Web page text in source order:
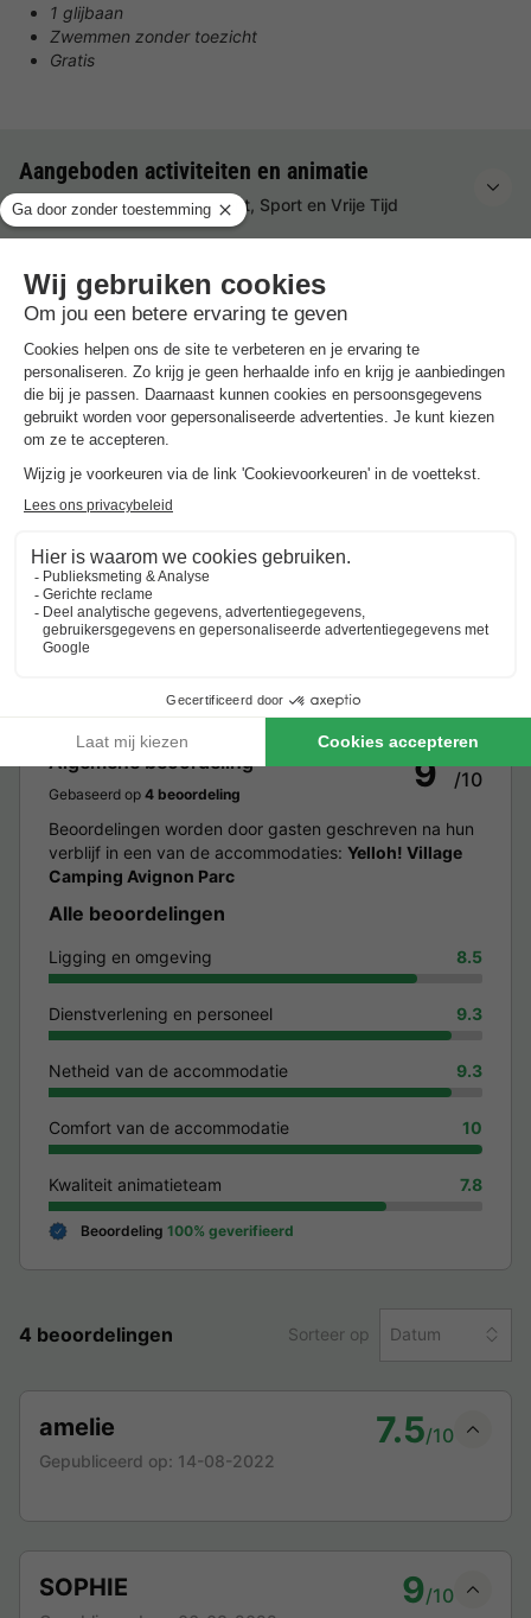
1 glijbaan
Zwemmen zonder toezicht
Gratis
Aangeboden activiteiten en animatie
Zwemfaciliteiten, Amusement, Sport en Vrije Tijd
Voorzieningen ter plaatse en in de buurt
Sport & Wellnes, Winkels & Restaurants, Verhuur &
Faciliteiten, Diversen
Beoordelingen over Yelloh! Village Camping
Avignon Parc
★★★★
Beoordeling
Beoordeling
Algemene beoordeling
Gebaseerd op 4 beoordeling 9 /10
Beoordelingen worden door gasten geschreven na hun
verblijf in een van de accommodaties: Yelloh! Village
Camping Avignon Parc
Alle beoordelingen
Ligging en omgeving 8.5
Dienstverlening en personeel 9.3
Netheid van de accommodatie 9.3
Comfort van de accommodatie 10
Kwaliteit animatieteam 7.8
Beoordeling 100% geverifieerd
4 beoordelingen Sorteer op Datum
amelie 7.5/10
Gepubliceerd op: 14-08-2022
SOPHIE 9/10